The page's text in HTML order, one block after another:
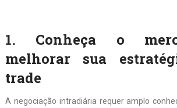
1. Conheça o
melhorar sua
trade
A negociação intradiária requer amplo